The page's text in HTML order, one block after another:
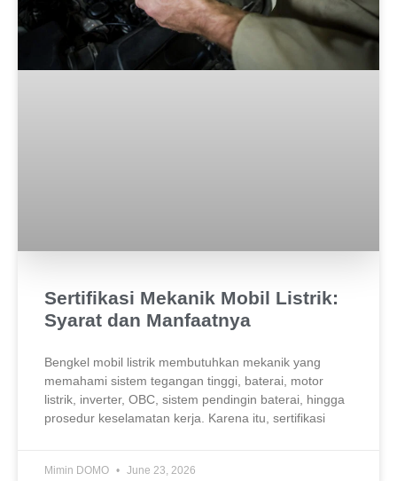
Sertifikasi Mekanik Mobil Listrik:
Syarat dan Manfaatnya
Bengkel mobil listrik membutuhkan mekanik yang
memahami sistem tegangan tinggi, baterai, motor
listrik, inverter, OBC, sistem pendingin baterai, hingga
prosedur keselamatan kerja. Karena itu, sertifikasi
Mimin DOMO June 23, 2026